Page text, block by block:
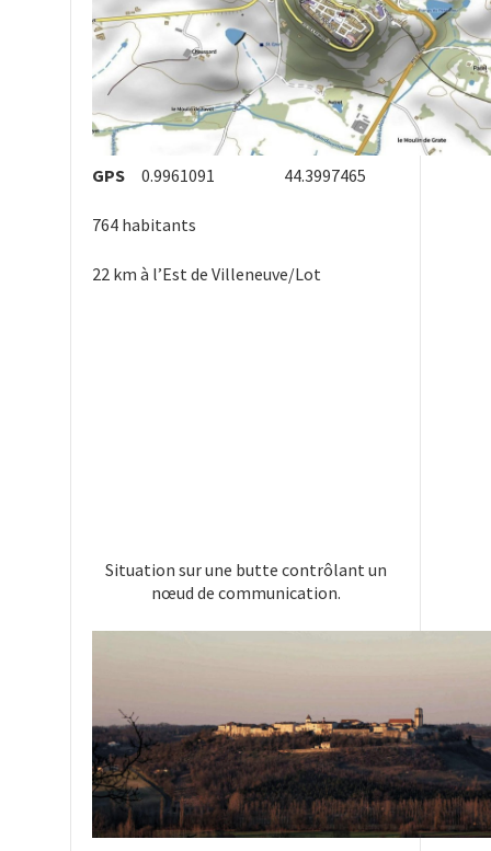
GPS 0.9961091 44.3997465
764 habitants
22 km à l’Est de Villeneuve/Lot
Situation sur une butte contrôlant un
nœud de communication.